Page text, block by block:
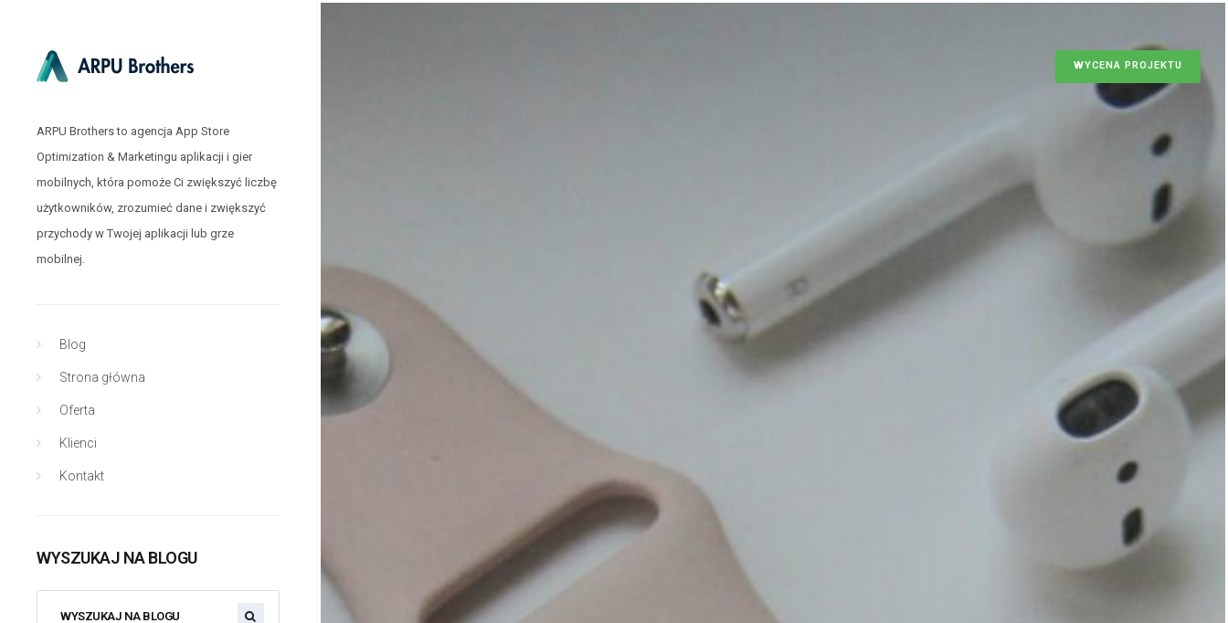
WYCENA PROJEKTU
ARPU Brothers to agencja App Store
Optimization & Marketingu aplikacji i gier
mobilnych, która pomoże Ci zwiększyć liczbę
użytkowników, zrozumieć dane i zwiększyć
przychody w Twojej aplikacji lub grze
mobilnej.
Blog
Strona główna
Oferta
Klienci
Kontakt
WYSZUKAJ NA BLOGU